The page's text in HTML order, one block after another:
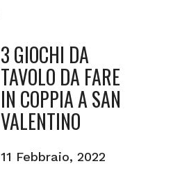
3 GIOCHI DA
TAVOLO DA FARE
IN COPPIA A SAN
VALENTINO
11 Febbraio, 2022